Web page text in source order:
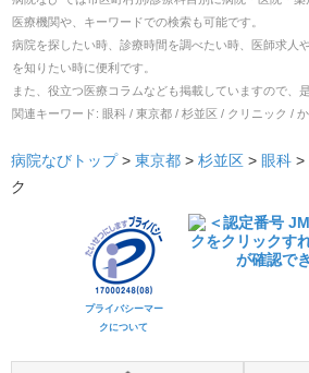
医療機関や、キーワードでの検索も可能です。
病院を探したい時、診療時間を調べたい時、医師求人
を知りたい時に便利です。
また、役立つ医療コラムなども掲載していますので、
関連キーワード: 眼科 / 東京都 / 杉並区 / クリニック /
病院なびトップ > 東京都 > 杉並区 > 眼科 >
ク
プライバシーマー
クについて